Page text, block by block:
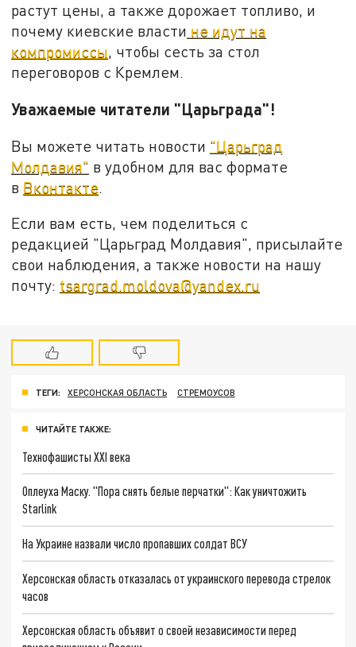
растут цены, а также дорожает топливо, и
почему киевские власти не идут на
компромиссы, чтобы сесть за стол
переговоров с Кремлем.
Уважаемые читатели "Царьграда"!
Вы можете читать новости "Царьград
Молдавия" в удобном для вас формате
в Вконтакте
Если вам есть, чем поделиться с
редакцией "Царьград Молдавия", присылайте
свои наблюдения, а также новости на нашу
почту: tsargrad.moldova@yandex.ru
ТЕГИ: ХЕРСОНСКАЯ ОБЛАСТЬ СТРЕМОУСОВ
ЧИТАЙТЕ ТАКЖЕ:
Технофашисты XXI века
Оплеуха Маску. "Пора снять белые перчатки": Как уничтожить
Starlink
На Украине назвали число пропавших солдат ВСУ
Херсонская область отказалась от украинского перевода стрелок
часов
Херсонская область объявит о своей независимости перед